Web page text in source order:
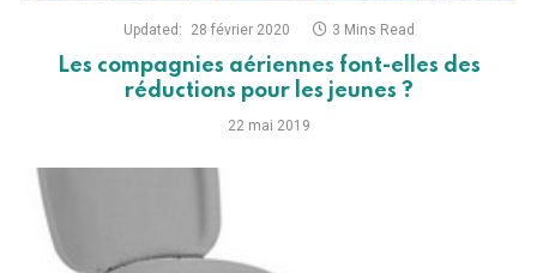
Updated: 28 février 2020 3 Mins Read
Les compagnies aériennes font-elles des
réductions pour les jeunes ?
22 mai 2019